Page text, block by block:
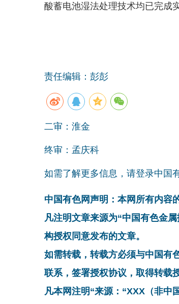
酸蓄电池湿法处理技术均已完成
责任编辑：彭彭
二审：淮金
终审：孟庆科
如需了解更多信息，请登录中国
中国有色网声明：本网所有内容
凡注明文章来源为“中国有色金
构授权同意发布的文章。
如需转载，转载方必须与中国有
联系，签署授权协议，取得转载
凡本网注明“来源：“XXX（非中